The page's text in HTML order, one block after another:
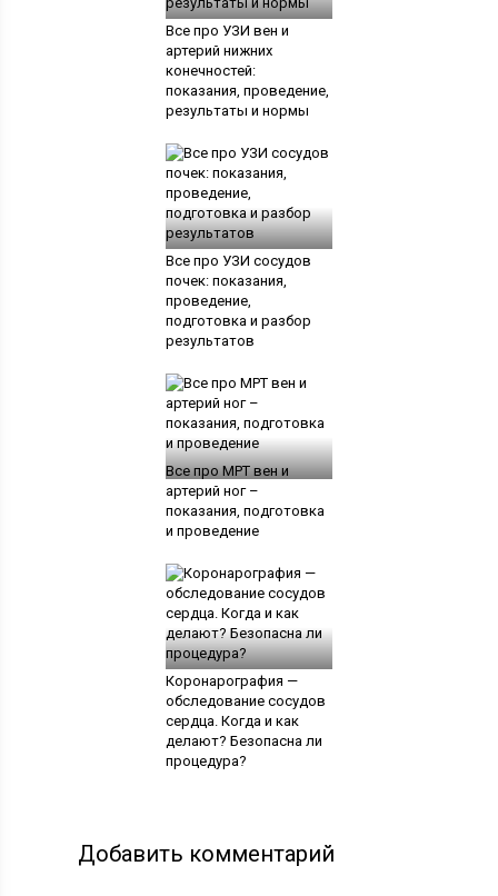
Все про УЗИ вен и
артерий нижних
конечностей:
показания, проведение,
результаты и нормы
Все про УЗИ сосудов
почек: показания,
проведение,
подготовка и разбор
результатов
Все про МРТ вен и
артерий ног –
показания, подготовка
и проведение
Коронарография —
обследование сосудов
сердца. Когда и как
делают? Безопасна ли
процедура?
Добавить комментарий